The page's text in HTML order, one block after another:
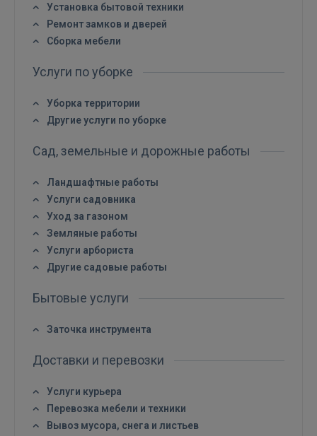
Забыли пароль?
 Sign in with Apple
Ещё не зарегистрированы?
РЕГИСТРАЦИЯ
Установка бытовой техники
Ремонт замков и дверей
Сборка мебели
Услуги по уборке
Уборка территории
Другие услуги по уборке
Сад, земельные и дорожные работы
Ландшафтные работы
Услуги садовника
Уход за газоном
Земляные работы
Услуги арбориста
Другие садовые работы
Бытовые услуги
Заточка инструмента
Доставки и перевозки
Услуги курьера
Перевозка мебели и техники
Вывоз мусора, снега и листьев